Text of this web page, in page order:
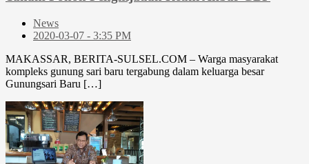
News
2020-03-07 - 3:35 PM
MAKASSAR, BERITA-SULSEL.COM – Warga masyarakat
kompleks gunung sari baru tergabung dalam keluarga besar
Gunungsari Baru […]